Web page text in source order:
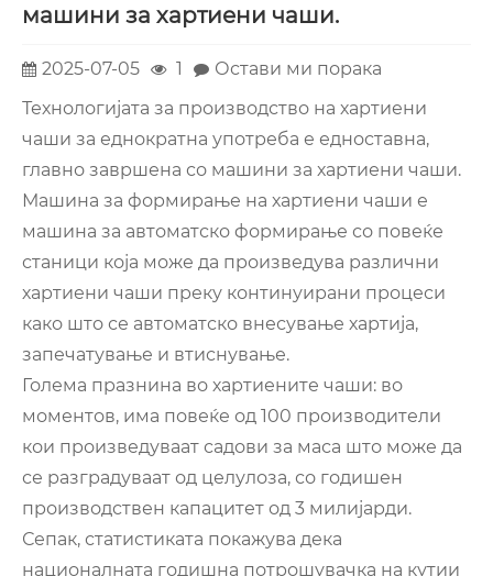
машини за хартиени чаши.
2025-07-05 1
Остави ми порака
Технологијата за производство на хартиени
чаши за еднократна употреба е едноставна,
главно завршена со машини за хартиени чаши.
Машина за формирање на хартиени чаши е
машина за автоматско формирање со повеќе
станици која може да произведува различни
хартиени чаши преку континуирани процеси
како што се автоматско внесување хартија,
запечатување и втиснување.
Голема празнина во хартиените чаши: во
моментов, има повеќе од 100 производители
кои произведуваат садови за маса што може да
се разградуваат од целулоза, со годишен
производствен капацитет од 3 милијарди.
Сепак, статистиката покажува дека
националната годишна потрошувачка на кутии